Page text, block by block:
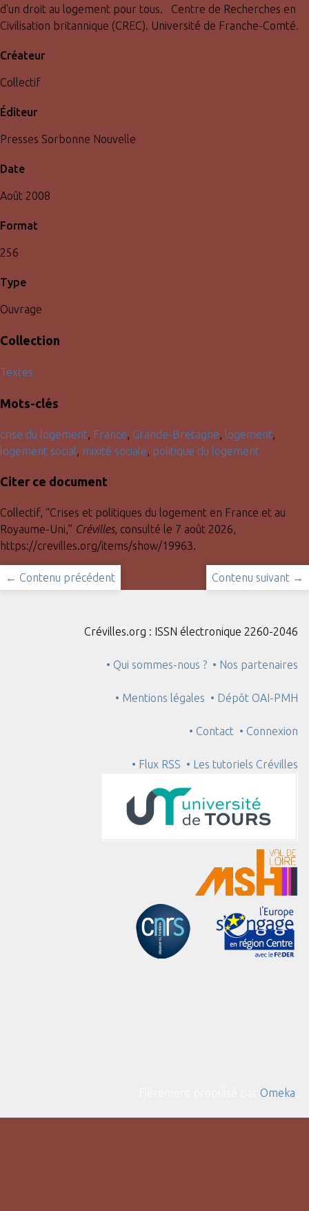
d'un droit au logement pour tous. Centre de Recherches en
Civilisation britannique (CREC). Université de Franche-Comté.
Créateur
Collectif
Éditeur
Presses Sorbonne Nouvelle
Date
Août 2008
Format
256
Type
Ouvrage
Collection
Textes
Mots-clés
crise du logement France Grande-Bretagne logement
logement social
mixité sociale politique du logement
Citer ce document
Collectif, “Crises et politiques du logement en France et au
Royaume-Uni,” Crévilles, consulté le 7 août 2026,
https://crevilles.org/items/show/19963.
← Contenu précédent Contenu suivant →
Crévilles.org : ISSN électronique 2260-2046
• Qui sommes-nous ? • Nos partenaires
• Mentions légales • Dépôt OAI-PMH
• Contact • Connexion
• Flux RSS • Les tutoriels Crévilles
Omeka